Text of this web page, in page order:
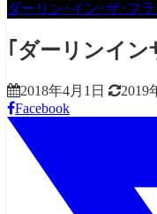
ダーリン･イン･ザ･フ
｢ダーリンイン
2018年4月1日
2019
Facebook